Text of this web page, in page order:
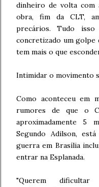
dinheiro de volta com
obra, fim da CLT,
precários. Tudo
concretizado um golpe
tem mais o que
Intimidar o movimento
Como aconteceu em
rumores de que o
aproximadamente 5
Segundo Adilson,
guerra em Brasília
entrar na Esplanada.
"Querem dificultar